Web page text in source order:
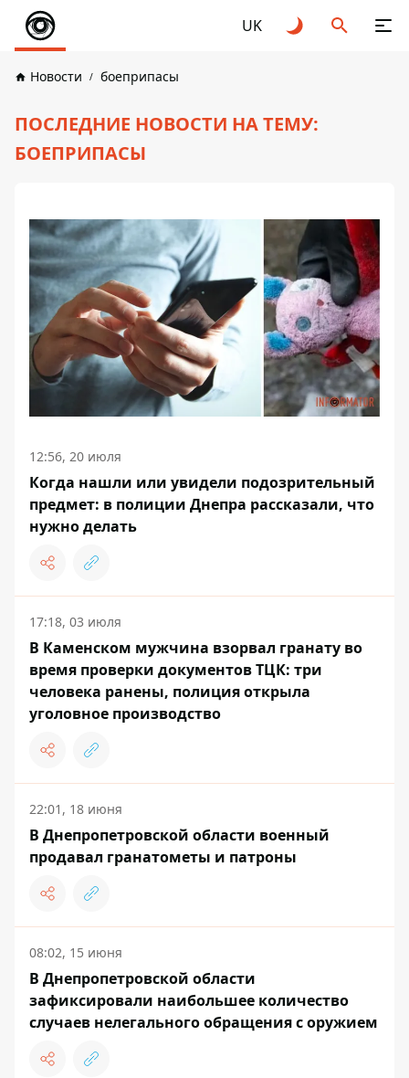
UK
Новости боеприпасы
ПОСЛЕДНИЕ НОВОСТИ НА ТЕМУ:
БОЕПРИПАСЫ
12:56, 20 июля
Когда нашли или увидели подозрительный
предмет: в полиции Днепра рассказали, что
нужно делать
17:18, 03 июля
В Каменском мужчина взорвал гранату во
время проверки документов ТЦК: три
человека ранены, полиция открыла
уголовное производство
22:01, 18 июня
В Днепропетровской области военный
продавал гранатометы и патроны
08:02, 15 июня
В Днепропетровской области
зафиксировали наибольшее количество
случаев нелегального обращения с оружием